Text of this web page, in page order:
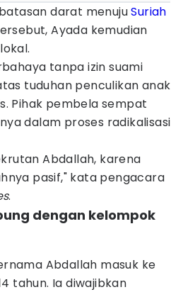
darat menujuSuriah
Ayada kemudian
tanpa izin suami
tuduhan penculikan anak
Pihak pembela sempat
dalam proses radikalisasi
Abdallah, karena
pasif," kata pengacara
.
dengan kelompok
Abdallah masuk ke
tahun. Ia diwajibkan